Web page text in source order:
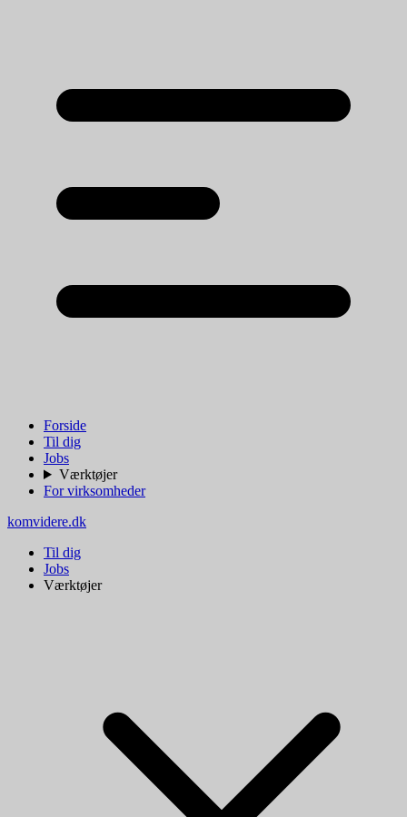
Forside
Til dig
Jobs
Værktøjer
For virksomheder
komvidere.dk
Til dig
Jobs
Værktøjer